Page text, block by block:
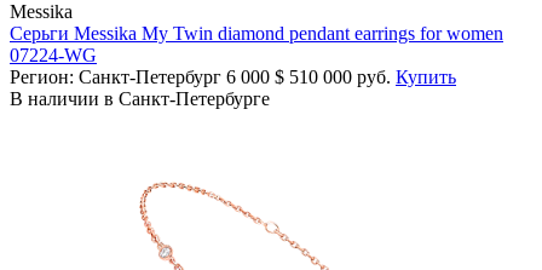
Messika
Серьги Messika My Twin diamond pendant earrings for women
07224-WG
Регион: Санкт-Петербург 6 000 $ 510 000 руб. Купить
В наличии в Санкт-Петербурге